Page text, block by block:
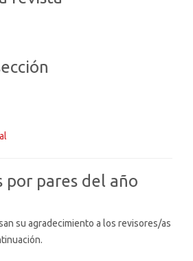
por pares del año
su agradecimiento a los revisores/as